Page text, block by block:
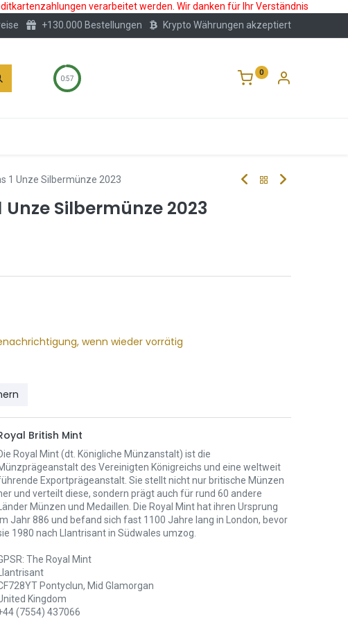
verarbeitet werden. Wir danken für Ihr Verständnis
+130.000 Bestellungen Krypto Währungen akzeptiert
0:56
0
1 Unze Silbermünze 2023
Unze Silbermünze 2023
wenn wieder vorrätig
British Mint
Royal Mint (dt. Königliche Münzanstalt) ist die
des Vereinigten Königreichs und eine weltweit
Exportprägeanstalt. Sie stellt nicht nur britische Münzen
und verteilt diese, sondern prägt auch für rund 60 andere
Münzen und Medaillen. Die Royal Mint hat ihren Ursprung
Jahr 886 und befand sich fast 1100 Jahre lang in London, bevor
1980 nach Llantrisant in Südwales umzog.
The Royal Mint
Pontyclun, Mid Glamorgan
Kingdom
(7554) 437066